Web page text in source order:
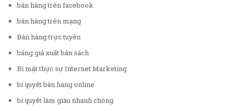
bán hàng trên facebook
bán hàng trên mạng
Bán hàng trực tuyến
bảng giá xuất bản sách
Bí mật thực sự Internet Marketing
bí quyết bán hàng online
bí quyết làm giàu nhanh chóng